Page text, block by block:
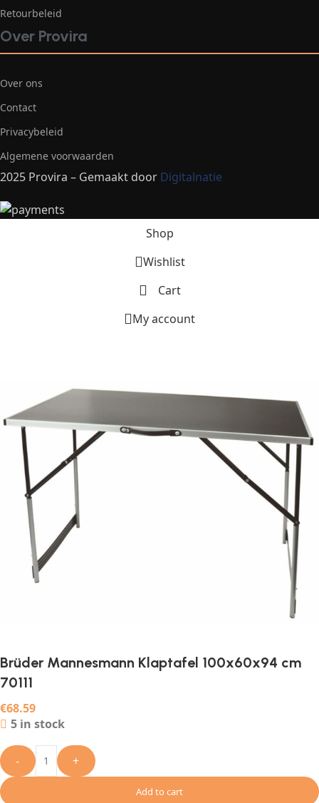
Retourbeleid
Over Provira
Over ons
Contact
Privacybeleid
Algemene voorwaarden
2025 Provira – Gemaakt door Digitalnatie
Shop
Wishlist
Cart
My account
Brüder Mannesmann Klaptafel 100x60x94 cm
70111
€68.59
5 in stock
- +
Add to cart